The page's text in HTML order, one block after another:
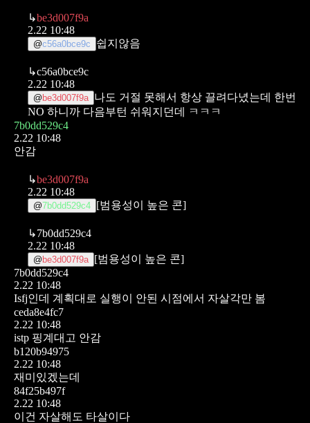
↳be3d007f9a
2.22 10:48
@c56a0bce9c 쉽지않음
↳c56a0bce9c
2.22 10:48
@ be3d007f9a 나도 거절 못해서 항상 끌려다녔는데 한번
NO 하니까 다음부턴 쉬워지던데 ㅋㅋㅋ
7b0dd529c4
2.22 10:48
안감
↳be3d007f9a
2.22 10:48
@7b0dd529c4 [범용성이 높은 콘]
↳7b0dd529c4
2.22 10:48
@ be3d007f9a [범용성이 높은 콘]
7b0dd529c4
2.22 10:48
Isfj인데 계획대로 실행이 안된 시점에서 자살각만 봄
ceda8e4fc7
2.22 10:48
istp 핑계대고 안감
b120b94975
2.22 10:48
재미있겠는데
84f25b497f
2.22 10:48
이건 자살해도 타살이다